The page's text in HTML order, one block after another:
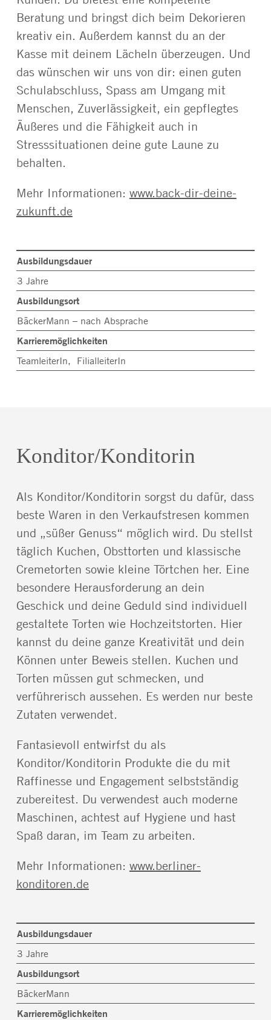
Beratung und bringst dich beim Dekorieren
kreativ ein. Außerdem kannst du an der
Kasse mit deinem Lächeln überzeugen. Und
das wünschen wir uns von dir: einen guten
Schulabschluss, Spass am Umgang mit
Menschen, Zuverlässigkeit, ein gepflegtes
Äußeres und die Fähigkeit auch in
Stresssituationen deine gute Laune zu
behalten.
Mehr Informationen: www.back-dir-deine-
zukunft.de
Ausbildungsdauer
3 Jahre
Ausbildungsort
BäckerMann – nach Absprache
Karrieremöglichkeiten
TeamleiterIn, FilialleiterIn
Konditor/Konditorin
Als Konditor/Konditorin sorgst du dafür, dass
beste Waren in den Verkaufstresen kommen
und „süßer Genuss“ möglich wird. Du stellst
täglich Kuchen, Obsttorten und klassische
Cremetorten sowie kleine Törtchen her. Eine
besondere Herausforderung an dein
Geschick und deine Geduld sind individuell
gestaltete Torten wie Hochzeitstorten. Hier
kannst du deine ganze Kreativität und dein
Können unter Beweis stellen. Kuchen und
Torten müssen gut schmecken, und
verführerisch aussehen. Es werden nur beste
Zutaten verwendet.
Fantasievoll entwirfst du als
Konditor/Konditorin Produkte die du mit
Raffinesse und Engagement selbstständig
zubereitest. Du verwendest auch moderne
Maschinen, achtest auf Hygiene und hast
Spaß daran, im Team zu arbeiten.
Mehr Informationen: www.berliner-
konditoren.de
Ausbildungsdauer
3 Jahre
Ausbildungsort
BäckerMann
Karrieremöglichkeiten